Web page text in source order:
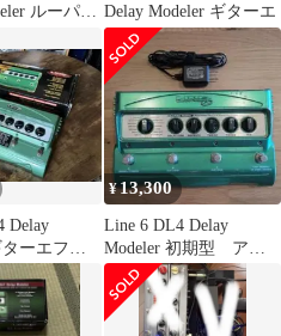
ルーパー Delay Modeler ギターエ
Delay
ーエフェ
¥13,300
Line 6 DL4 Delay
Modeler 初期型 アダ
プタ付